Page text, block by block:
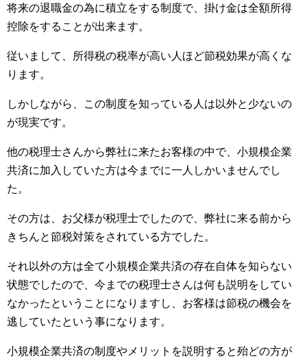
将来の退職金の為に積立をする制度で、掛け金は全額所得
控除をすることが出来ます。
従いまして、所得税の税率が高い人ほど節税効果が高くな
ります。
しかしながら、この制度を知っている人は以外と少ないの
が現実です。
他の税理士さんから弊社に来たお客様の中で、小規模企業
共済に加入していた方は今までに一人しかいませんでし
た。
その方は、お父様が税理士でしたので、弊社に来る前から
きちんと節税対策をされている方でした。
それ以外の方は全て小規模企業共済の存在自体を知らない
状態でしたので、今までの税理士さんは何も説明をしてい
なかったということになりますし、お客様は節税の機会を
逃していたという事になります。
小規模企業共済の制度やメリットを説明すると殆どの方が